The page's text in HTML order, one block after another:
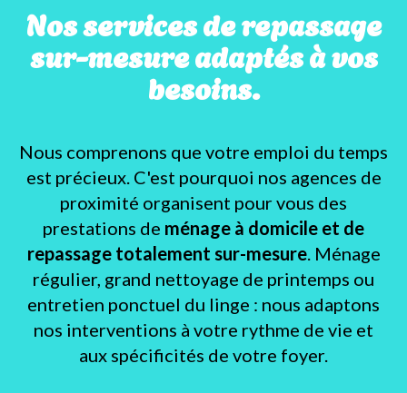
Nos services de repassage
sur-mesure adaptés à vos
besoins.
Nous comprenons que votre emploi du temps
est précieux. C'est pourquoi nos agences de
proximité organisent pour vous des
prestations de ménage à domicile et de
repassage totalement sur-mesure. Ménage
régulier, grand nettoyage de printemps ou
entretien ponctuel du linge : nous adaptons
nos interventions à votre rythme de vie et
aux spécificités de votre foyer.